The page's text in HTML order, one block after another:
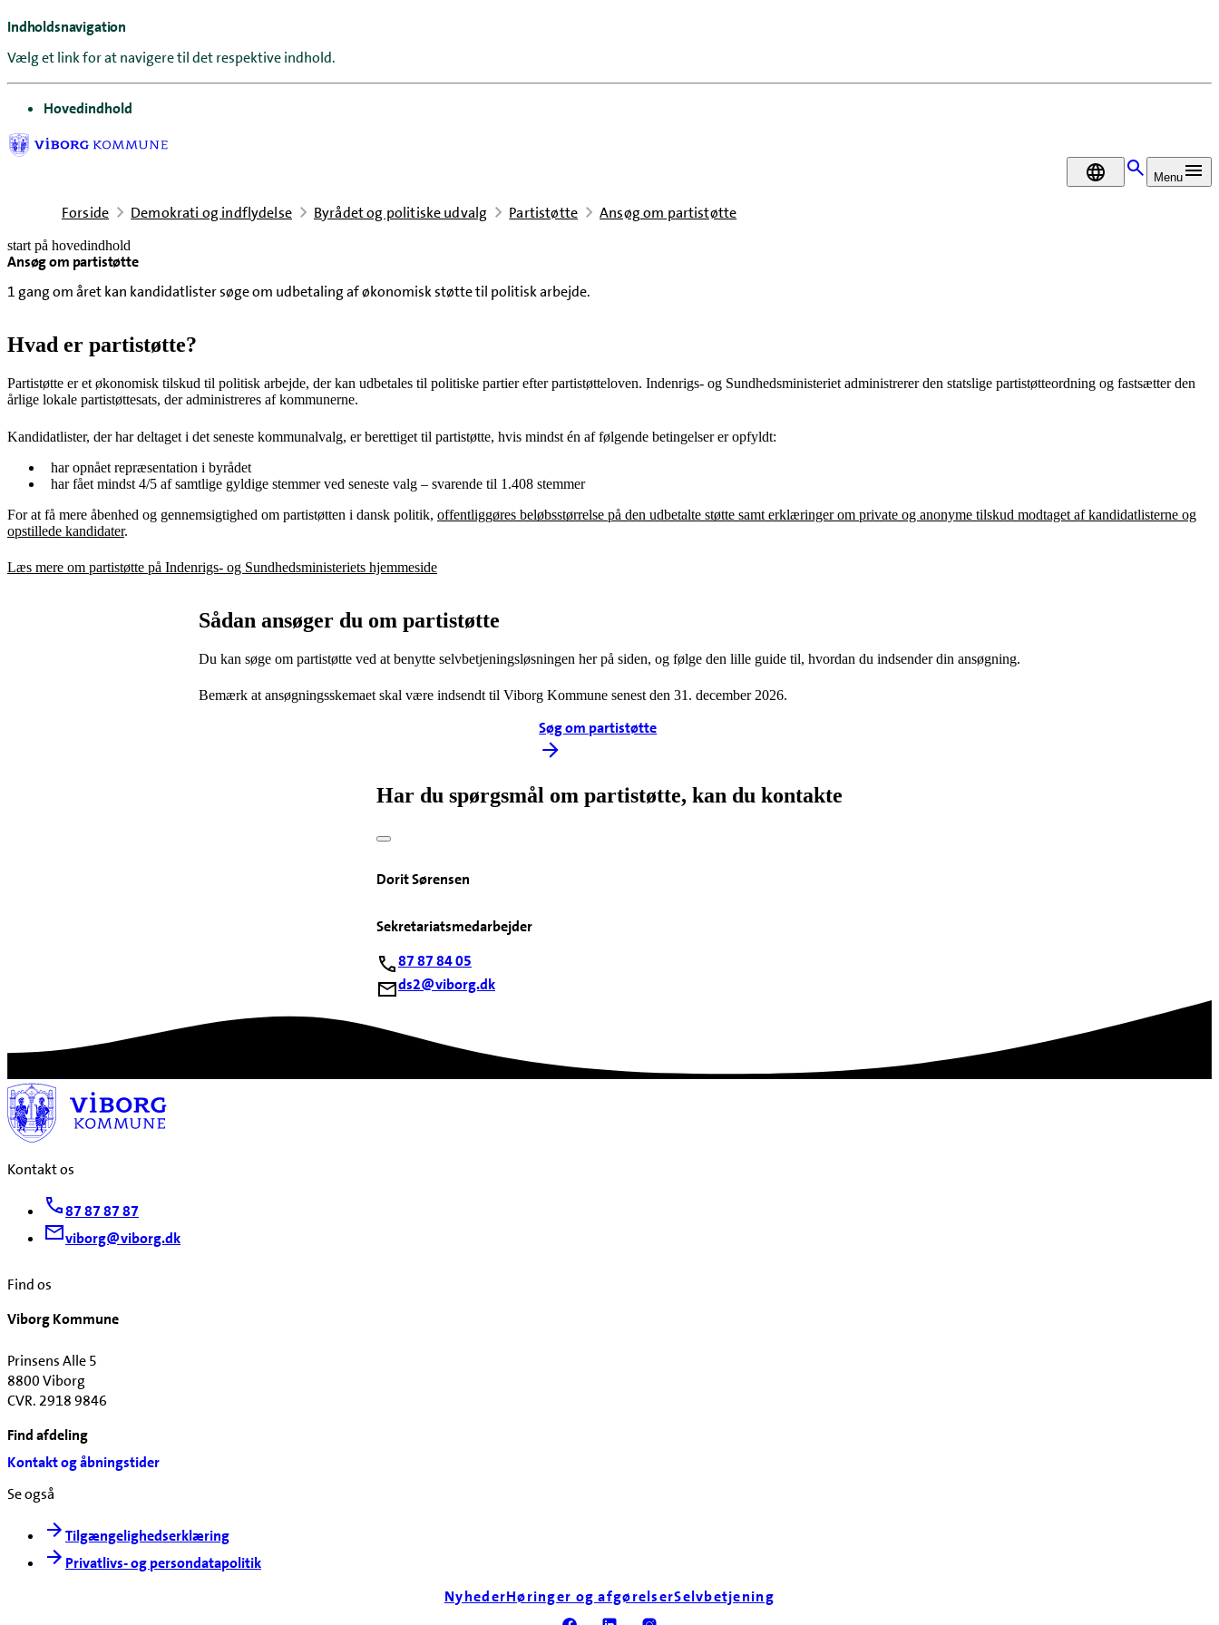
Indholdsnavigation
Vælg et link for at navigere til det respektive indhold.
gå til
Hovedindhold
DA Menu
Forside Demokrati og indflydelse Byrådet og politiske udvalg Partistøtte Ansøg om partistøtte
start på hovedindhold
Ansøg om partistøtte
1 gang om året kan kandidatlister søge om udbetaling af økonomisk støtte til politisk arbejde.
senest opdateret 22. april 2026
Hvad er partistøtte?
Partistøtte er et økonomisk tilskud til politisk arbejde, der kan udbetales til politiske partier efter partistøtteloven. Indenrigs- og Sundhedsministeriet administrerer den statslige partistøtteordning og fastsætter den
årlige lokale partistøttesats, der administreres af kommunerne.
Kandidatlister, der har deltaget i det seneste kommunalvalg, er berettiget til partistøtte, hvis mindst én af følgende betingelser er opfyldt:
har opnået repræsentation i byrådet
har fået mindst 4/5 af samtlige gyldige stemmer ved seneste valg – svarende til 1.408 stemmer
For at få mere åbenhed og gennemsigtighed om partistøtten i dansk politik, offentliggøres beløbsstørrelse på den udbetalte støtte samt erklæringer om private og anonyme tilskud modtaget af kandidatlisterne og
opstillede kandidater.
Læs mere om partistøtte på Indenrigs- og Sundhedsministeriets hjemmeside
Sådan ansøger du om partistøtte
Du kan søge om partistøtte ved at benytte selvbetjeningsløsningen her på siden, og følge den lille guide til, hvordan du indsender din ansøgning.
Bemærk at ansøgningsskemaet skal være indsendt til Viborg Kommune senest den 31. december 2026.
Søg om partistøtte
Har du spørgsmål om partistøtte, kan du kontakte
Dorit Sørensen
Sekretariatsmedarbejder
87 87 84 05
ds2@viborg.dk
Kontakt os
87 87 87 87
viborg@viborg.dk
Find os
Viborg Kommune
Prinsens Alle 5
8800 Viborg
CVR. 2918 9846
Find afdeling
Kontakt og åbningstider
Se også
Tilgængelighedserklæring
Privatlivs- og persondatapolitik
NyhederHøringer og afgørelserSelvbetjening